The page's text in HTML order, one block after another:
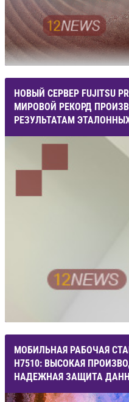
НОВЫЙ СЕРВЕР FUJITSU
МИРОВОЙ РЕКОРД
РЕЗУЛЬТАТАМ
МОБИЛЬНАЯ РАБОЧАЯ
H7510: ВЫСОКАЯ
НАДЕЖНАЯ ЗАЩИТА